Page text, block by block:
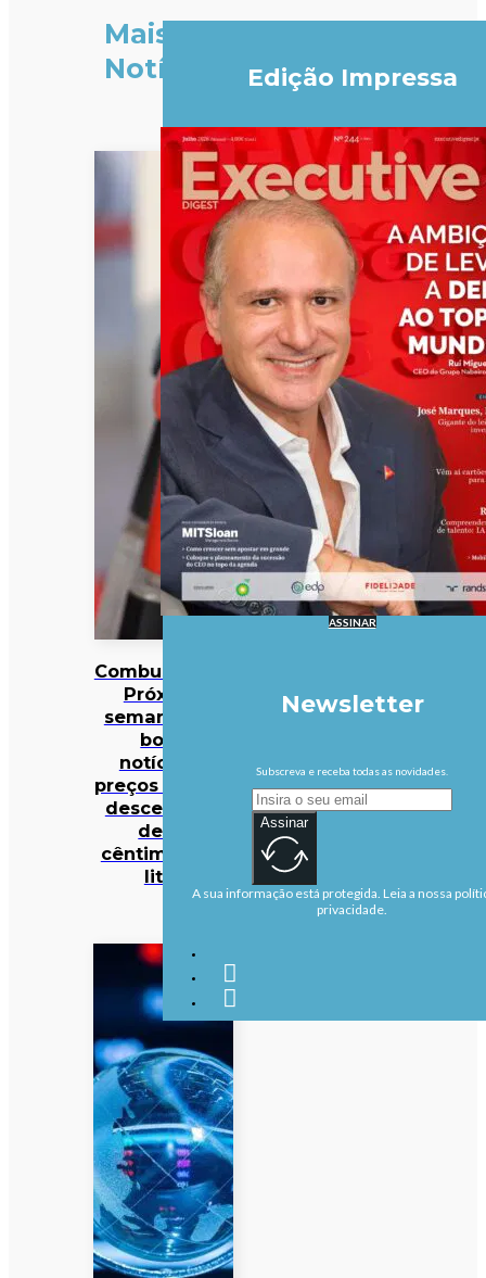
Mais
Notícias
Combustíveis?
Próxima
semana traz
boas
notícias…
preços podem
descer mais
de 10
cêntimos por
litro
Edição Impressa
ASSINAR
Newsletter
Subscreva e receba todas as novidades.
Assinar
A sua informação está protegida. Leia a nossa
privacidade.